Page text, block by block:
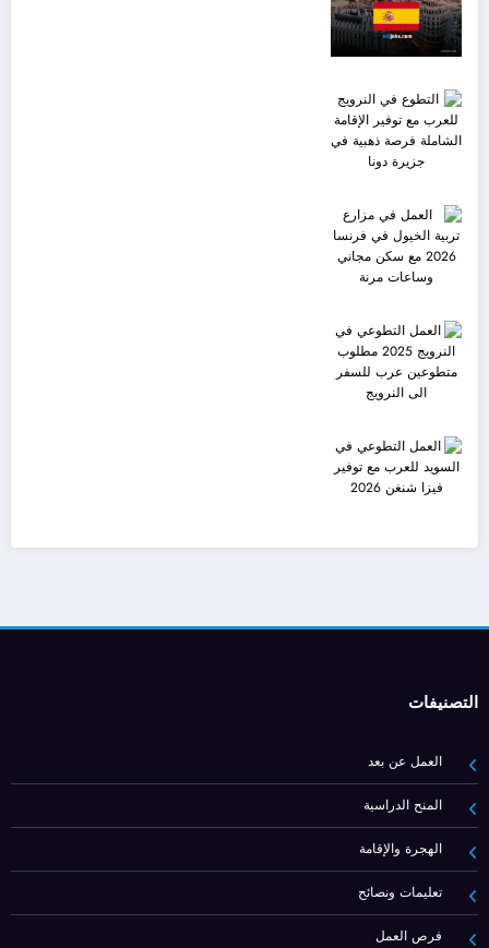
التصنيفات
العمل عن بعد
المنح الدراسية
الهجرة والإقامة
تعليمات ونصائح
فرص العمل